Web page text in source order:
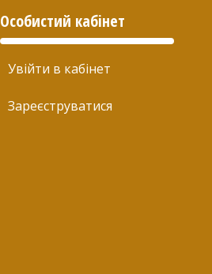
Особистий кабінет
Увійти в кабінет
Зареєструватися